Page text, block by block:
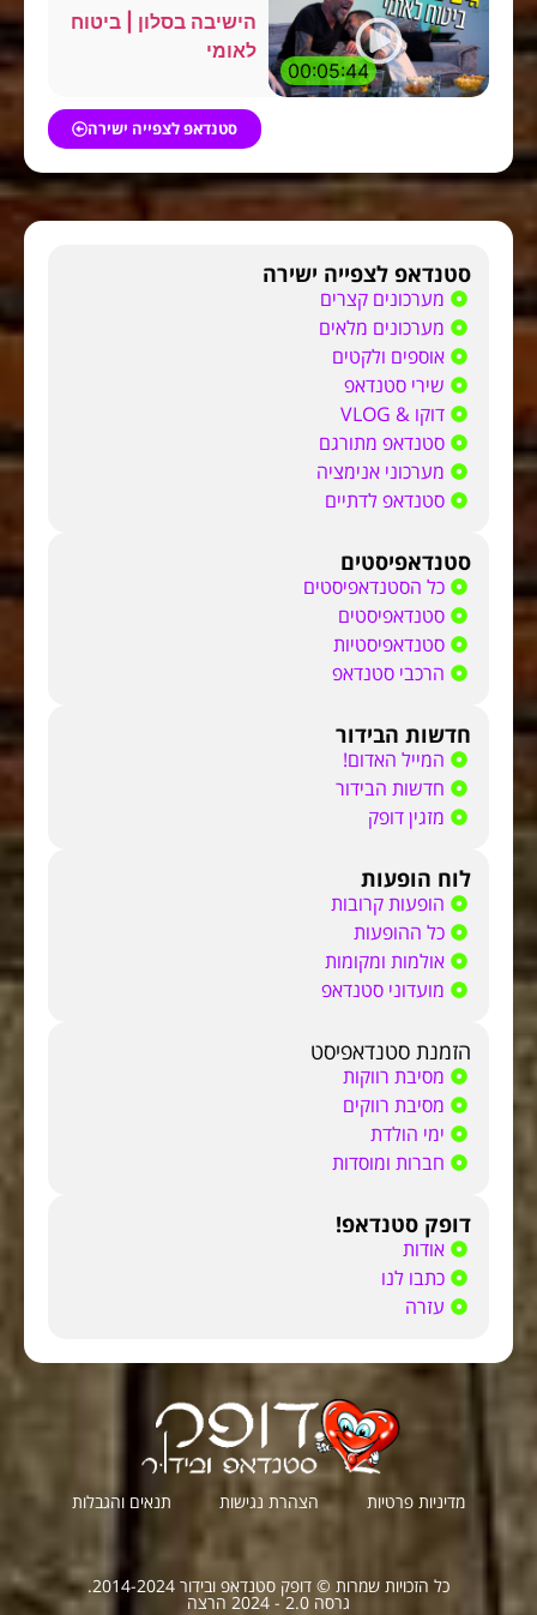
00:05:44
הישיבה בסלון | ביטוח
לאומי
סטנדאפ לצפייה ישירה
סטנדאפ לצפייה ישירה
מערכונים קצרים
מערכונים מלאים
אוספים ולקטים
שירי סטנדאפ
דוקו & VLOG
סטנדאפ מתורגם
מערכוני אנימציה
סטנדאפ לדתיים
סטנדאפיסטים
כל הסטנדאפיסטים
סטנדאפיסטים
סטנדאפיסטיות
הרכבי סטנדאפ
חדשות הבידור
המייל האדום!
חדשות הבידור
מזגין דופק
לוח הופעות
הופעות קרובות
כל ההופעות
אולמות ומקומות
מועדוני סטנדאפ
הזמנת סטנדאפיסט
מסיבת רווקות
מסיבת רווקים
ימי הולדת
חברות ומוסדות
דופק סטנדאפ!
אודות
כתבו לנו
עזרה
מדיניות פרטיות הצהרת נגישות תנאים והגבלות
כל הזכויות שמרות © דופק סטנדאפ ובידור 2014-2024.
גרסה 2.0 - 2024 הרצה